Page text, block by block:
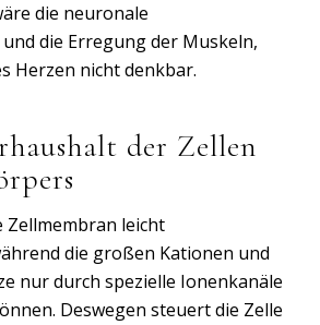
die neuronale
die Erregung der Muskeln,
Herzen nicht denkbar.
der Zellen
Zellmembran leicht
die großen Kationen und
nur durch spezielle Ionenkanäle
Deswegen steuert die Zelle